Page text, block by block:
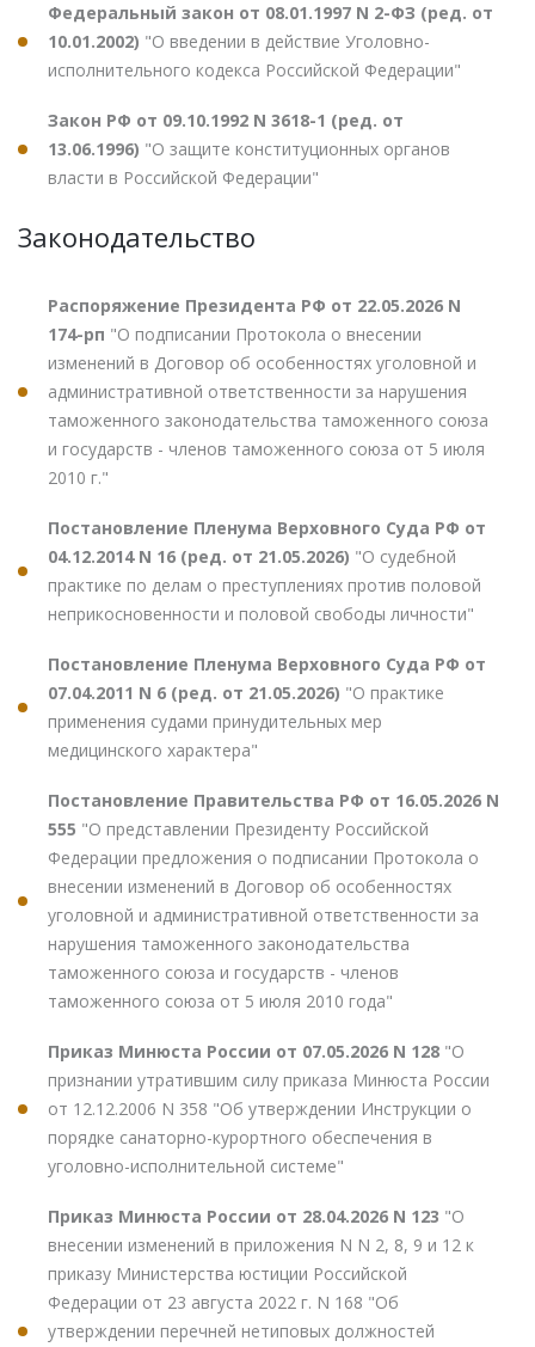
Федеральный закон от 08.01.1997 N 2-ФЗ (ред. от
10.01.2002) "О введении в действие Уголовно-
исполнительного кодекса Российской Федерации"
Закон РФ от 09.10.1992 N 3618-1 (ред. от
13.06.1996) "О защите конституционных органов
власти в Российской Федерации"
Законодательство
Распоряжение Президента РФ от 22.05.2026 N
174-рп "О подписании Протокола о внесении
изменений в Договор об особенностях уголовной и
административной ответственности за нарушения
таможенного законодательства таможенного союза
и государств - членов таможенного союза от 5 июля
2010 г."
Постановление Пленума Верховного Суда РФ от
04.12.2014 N 16 (ред. от 21.05.2026) "О судебной
практике по делам о преступлениях против половой
неприкосновенности и половой свободы личности"
Постановление Пленума Верховного Суда РФ от
07.04.2011 N 6 (ред. от 21.05.2026) "О практике
применения судами принудительных мер
медицинского характера"
Постановление Правительства РФ от 16.05.2026 N
555 "О представлении Президенту Российской
Федерации предложения о подписании Протокола о
внесении изменений в Договор об особенностях
уголовной и административной ответственности за
нарушения таможенного законодательства
таможенного союза и государств - членов
таможенного союза от 5 июля 2010 года"
Приказ Минюста России от 07.05.2026 N 128 "О
признании утратившим силу приказа Минюста России
от 12.12.2006 N 358 "Об утверждении Инструкции о
порядке санаторно-курортного обеспечения в
уголовно-исполнительной системе"
Приказ Минюста России от 28.04.2026 N 123 "О
внесении изменений в приложения N N 2, 8, 9 и 12 к
приказу Министерства юстиции Российской
Федерации от 23 августа 2022 г. N 168 "Об
утверждении перечней нетиповых должностей